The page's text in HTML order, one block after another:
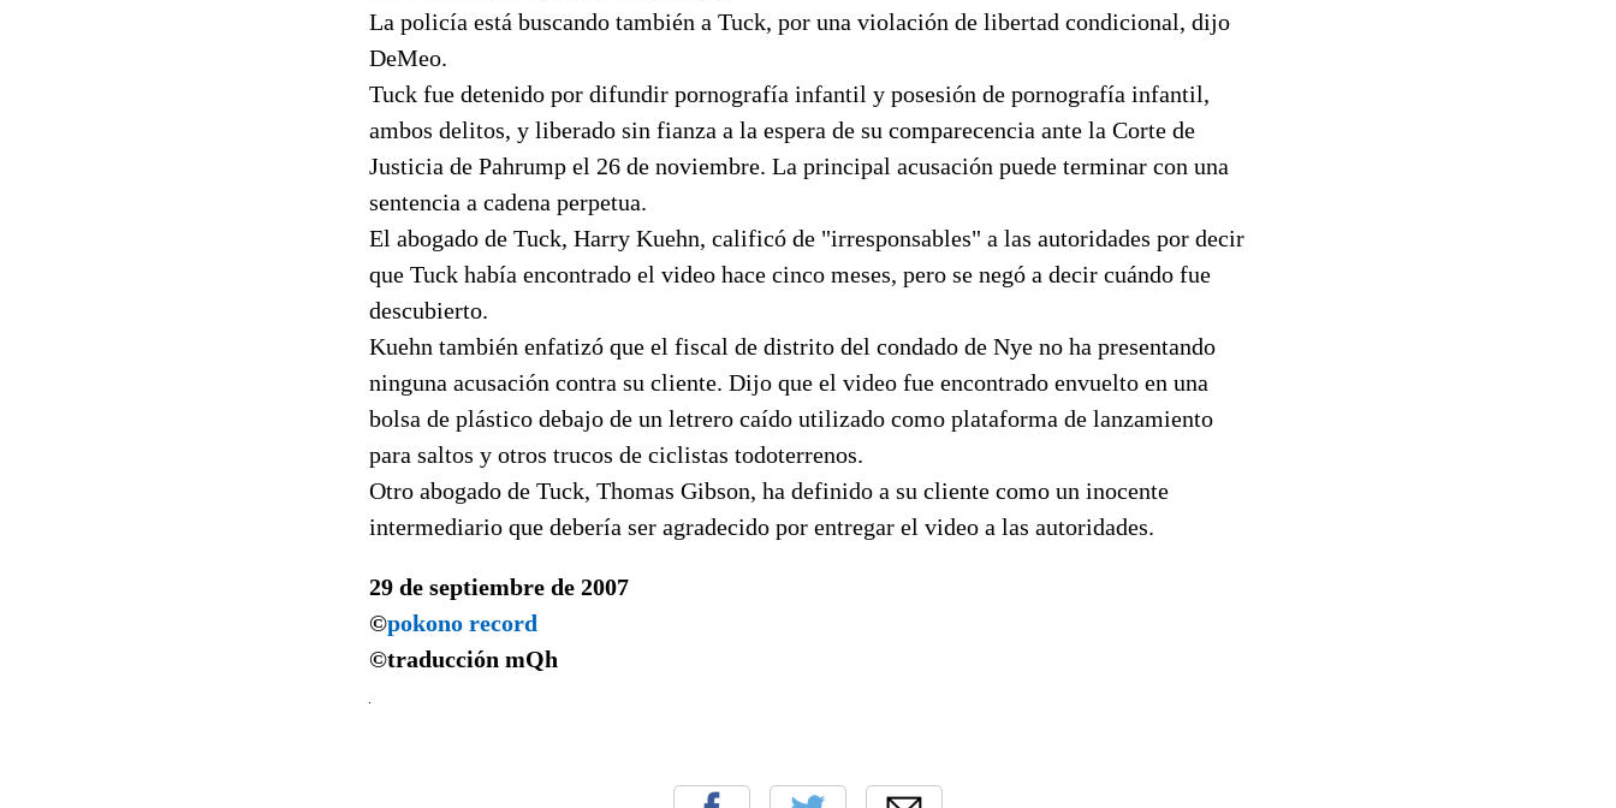
La policía está buscando también a Tuck, por una violación de libertad condicional, dijo
DeMeo.
Tuck fue detenido por difundir pornografía infantil y posesión de pornografía infantil,
ambos delitos, y liberado sin fianza a la espera de su comparecencia ante la Corte de
Justicia de Pahrump el 26 de noviembre. La principal acusación puede terminar con una
sentencia a cadena perpetua.
El abogado de Tuck, Harry Kuehn, calificó de "irresponsables" a las autoridades por decir
que Tuck había encontrado el video hace cinco meses, pero se negó a decir cuándo fue
descubierto.
Kuehn también enfatizó que el fiscal de distrito del condado de Nye no ha presentando
ninguna acusación contra su cliente. Dijo que el video fue encontrado envuelto en una
bolsa de plástico debajo de un letrero caído utilizado como plataforma de lanzamiento
para saltos y otros trucos de ciclistas todoterrenos.
Otro abogado de Tuck, Thomas Gibson, ha definido a su cliente como un inocente
intermediario que debería ser agradecido por entregar el video a las autoridades.
29 de septiembre de 2007
©pokono record
©traducción mQh